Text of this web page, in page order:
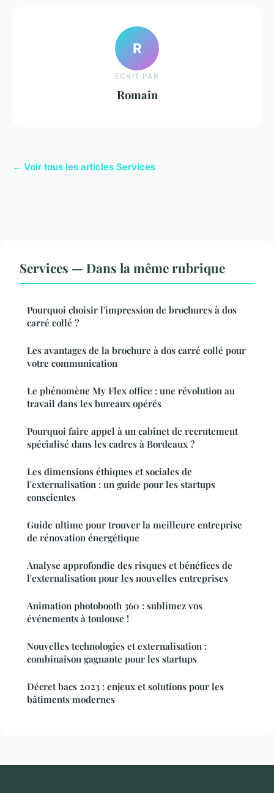
R
ECRIT PAR
Romain
← Voir tous les articles Services
Services — Dans la même rubrique
Pourquoi choisir l'impression de brochures à dos
carré collé ?
Les avantages de la brochure à dos carré collé pour
votre communication
Le phénomène My Flex office : une révolution au
travail dans les bureaux opérés
Pourquoi faire appel à un cabinet de recrutement
spécialisé dans les cadres à Bordeaux ?
Les dimensions éthiques et sociales de
l'externalisation : un guide pour les startups
conscientes
Guide ultime pour trouver la meilleure entreprise
de rénovation énergétique
Analyse approfondie des risques et bénéfices de
l'externalisation pour les nouvelles entreprises
Animation photobooth 360 : sublimez vos
événements à toulouse !
Nouvelles technologies et externalisation :
combinaison gagnante pour les startups
Décret bacs 2023 : enjeux et solutions pour les
bâtiments modernes